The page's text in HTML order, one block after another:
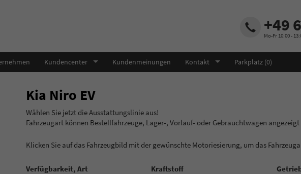
+49
Mo-Fr 10:00 -
Kundencenter Kundenmeinungen Kontakt Parkplatz (0)
Kia Niro EV
Wählen Sie jetzt die Ausstattungslinie
Fahrzeugart können Bestellfahrzeuge, Lager-, Vorlauf- oder Gebrauchtwagen
Klicken Sie auf das Fahrzeugbild mit der gewünschte Motoriesierung, um das
Verfügbarkeit, Art Kraftstoff